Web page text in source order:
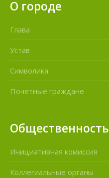
О городе
Глава
Устав
Символика
Почетные граждане
Общественность
Инициативная комиссия
Коллегиальные органы